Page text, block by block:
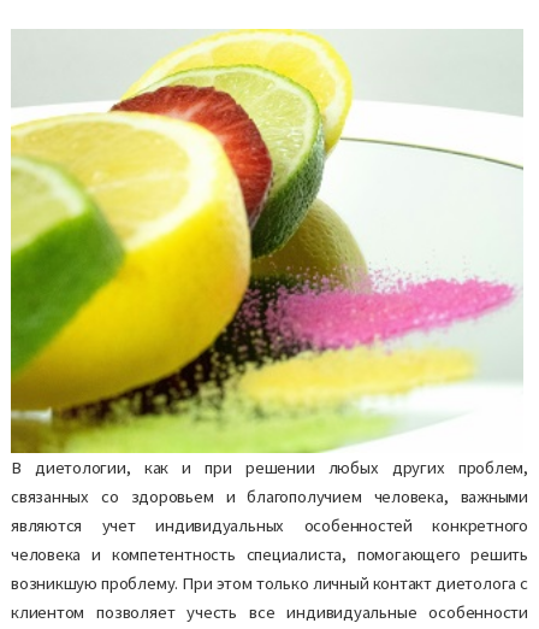
В диетологии, как и при решении любых других проблем,
связанных со здоровьем и благополучием человека, важными
являются учет индивидуальных особенностей конкретного
человека и компетентность специалиста, помогающего решить
возникшую проблему. При этом только личный контакт диетолога с
клиентом позволяет учесть все индивидуальные особенности